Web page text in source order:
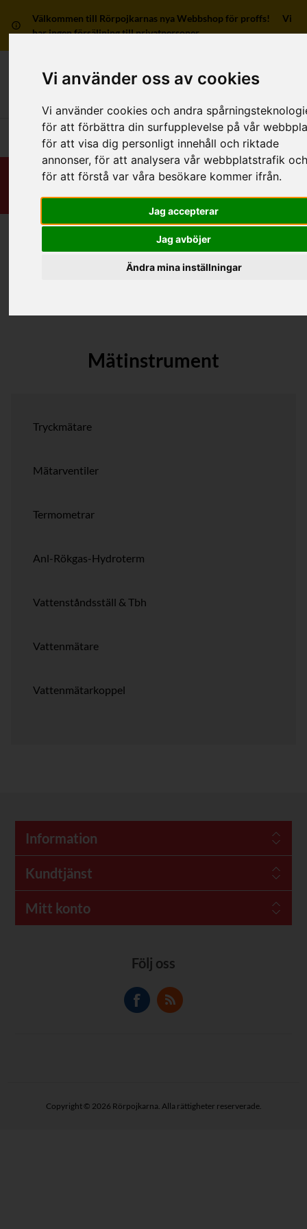
Vi använder oss av cookies
Vi använder cookies och andra
för att förbättra din surfupplevelse på vår
för att visa dig personligt innehåll och riktade
annonser, för att analysera vår webbplatstrafik
för att förstå var våra besökare kommer ifrån.
Jag accepterar
Jag avböjer
Ändra mina inställningar
Välkommen till Rörpojkarnas nya Webbshop för proffs! Vi
har ingen försäljning till privatpersoner.
Huvudmeny
Mätinstrument
Mätinstrument
Tryckmätare
Mätarventiler
Termometrar
Anl-Rökgas-Hydroterm
Vattenståndsställ & Tbh
Vattenmätare
Vattenmätarkoppel
Information
Kundtjänst
Mitt konto
Följ oss
Copyright © 2026 Rörpojkarna. Alla rättigheter reserverade.